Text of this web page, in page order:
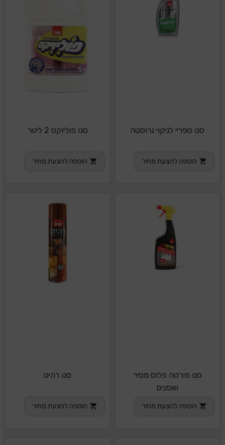
סנו ספריי לניקוי נרוסטה
הוספה להצעת מחיר
סנו פוליוקס 2 ליטר
הוספה להצעת מחיר
סנו פורטה פלוס מסיר
שומנים
הוספה להצעת מחיר
סנו רהיט
הוספה להצעת מחיר